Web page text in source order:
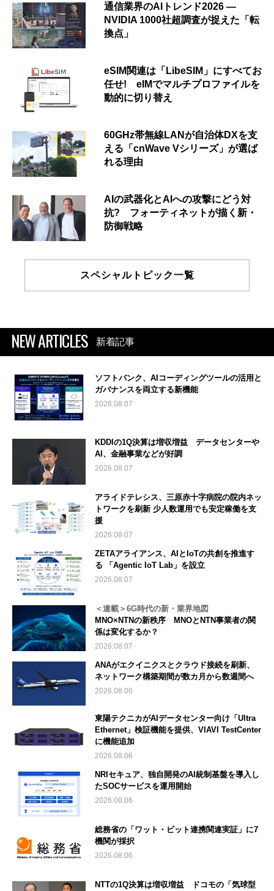
通信業界のAIトレンド2026 ―
NVIDIA 1000社超調査が捉えた「転
換点」
eSIM関連は「LibeSIM」にすべてお
任せ! eIMでマルチプロファイルを
動的に切り替え
60GHz帯無線LANが自治体DXを支
える「cnWave Vシリーズ」が選ば
れる理由
AIの武器化とAIへの攻撃にどう対
抗? フォーティネットが描く新・
防御戦略
スペシャルトピック一覧
NEW ARTICLES 新着記事
ソフトバンク、AIコーディングツールの活用と
ガバナンスを両立する新機能
2026.08.07
KDDIの1Q決算は増収増益 データセンターや
AI、金融事業などが好調
2026.08.07
アライドテレシス、三原赤十字病院の院内ネッ
トワークを刷新 少人数運用でも安定稼働を支
援
2026.08.07
ZETAアライアンス、AIとIoTの共創を推進す
る 「Agentic IoT Lab」を設立
2026.08.07
＜連載＞6G時代の新・業界地図
MNO×NTNの新秩序 MNOとNTN事業者の関
係は変化するか？
2026.08.07
ANAがエクイニクスとクラウド接続を刷新、
ネットワーク構築期間が数カ月から数週間へ
2026.08.06
東陽テクニカがAIデータセンター向け「Ultra
Ethernet」検証機能を提供、VIAVI TestCenter
に機能追加
2026.08.06
NRIセキュア、独自開発のAI統制基盤を導入し
たSOCサービスを運用開始
2026.08.06
総務省の「ワット・ビット連携関連実証」に7
機関が採択
2026.08.06
NTTの1Q決算は増収増益 ドコモの「気球型